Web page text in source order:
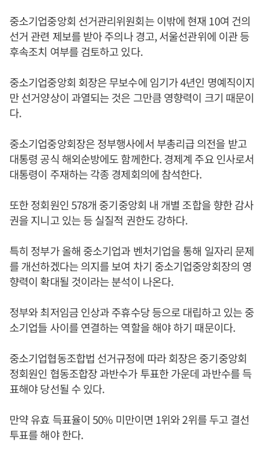
중소기업중앙회 선거관리위원회는 이밖에 현재 10여 건의
선거 관련 제보를 받아 주의나 경고, 서울선관위에 이관 등
후속조치 여부를 검토하고 있다.
중소기업중앙회 회장은 무보수에 임기가 4년인 명예직이지
만 선거양상이 과열되는 것은 그만큼 영향력이 크기 때문이
다.
중소기업중앙회장은 정부행사에서 부총리급 의전을 받고
대통령 공식 해외순방에도 함께한다. 경제계 주요 인사로서
대통령이 주재하는 각종 경제회의에 참석한다.
또한 정회원인 578개 중기중앙회 내 개별 조합을 향한 감사
권을 지니고 있는 등 실질적 권한도 강하다.
특히 정부가 올해 중소기업과 벤처기업을 통해 일자리 문제
를 개선하겠다는 의지를 보여 차기 중소기업중앙회장의 영
향력이 확대될 것이라는 분석이 나온다.
정부와 최저임금 인상과 주휴수당 등으로 대립하고 있는 중
소기업들 사이를 연결하는 역할을 해야 하기 때문이다.
중소기업협동조합법 선거규정에 따라 회장은 중기중앙회
정회원인 협동조합장 과반수가 투표한 가운데 과반수를 득
표해야 당선될 수 있다.
만약 유효 득표율이 50% 미만이면 1위와 2위를 두고 결선
투표를 해야 한다.